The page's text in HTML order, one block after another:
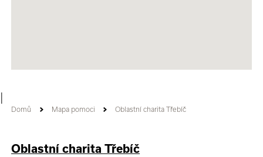
Domů Mapa pomoci Oblastní charita Třebíč
Oblastní charita Třebíč